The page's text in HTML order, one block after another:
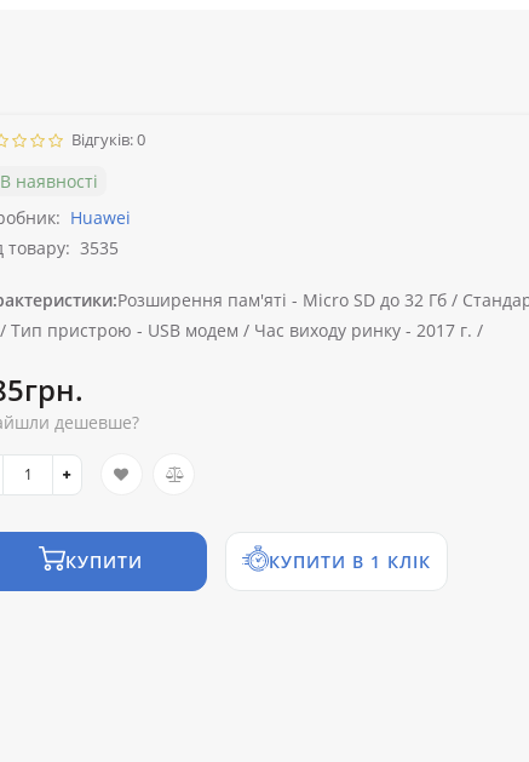
Відгуків: 0
В наявності
Huawei
товару: 3535
Розширення пам'яті - Micro SD до 32 Гб /
Тип пристрою - USB модем / Час виходу ринку - 2017 г. /
дешевше?
КУПИТИ КУПИТИ В 1 КЛІК